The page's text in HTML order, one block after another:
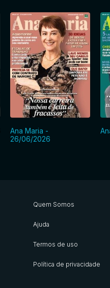
Ana Maria -
26/06/2026
Quem Somos
Ajuda
Termos de uso
Política de privacidade